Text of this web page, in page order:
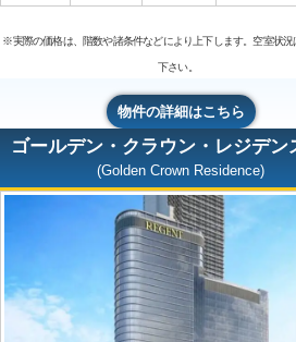
※実際の価格は、階数や諸条件などにより上下します。空室状況
下さい。
物件の詳細はこちら
ゴールデン・クラウン・レジデン
(Golden Crown Residence)